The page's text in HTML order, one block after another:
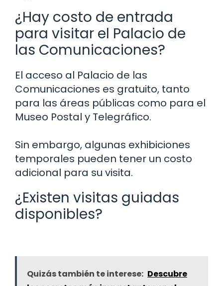
¿Hay costo de entrada
para visitar el Palacio de
las Comunicaciones?
El acceso al Palacio de las
Comunicaciones es gratuito, tanto
para las áreas públicas como para el
Museo Postal y Telegráfico.
Sin embargo, algunas exhibiciones
temporales pueden tener un costo
adicional para su visita.
¿Existen visitas guiadas
disponibles?
Quizás también te interese: Descubre